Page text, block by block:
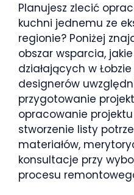
Planujesz zlecić
kuchni jednemu ze
regionie? Poniżej
obszar wsparcia,
działających w Łobzie
designerów
przygotowanie
opracowanie
stworzenie listy
materiałów,
konsultacje przy
procesu